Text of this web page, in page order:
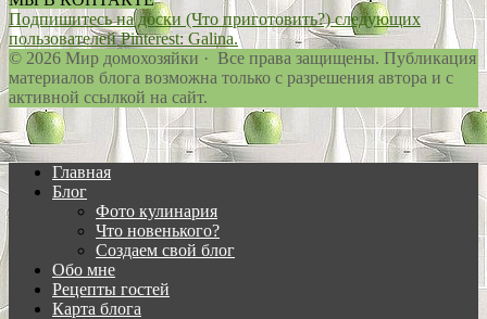
Подпишитесь на доски (Что приготовить?) следующих
пользователей Pinterest: Galina.
© 2026 Мир домохозяйки · Все права защищены. Публикация
материалов блога возможна только с разрешения автора и с
активной ссылкой на сайт.
Главная
Блог
Фото кулинария
Что новенького?
Создаем свой блог
Обо мне
Рецепты гостей
Карта блога